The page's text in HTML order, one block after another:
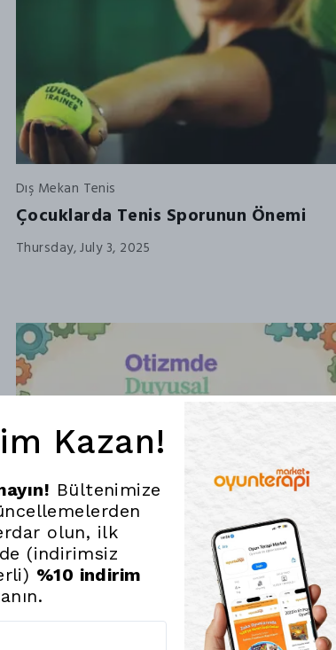
Dış Mekan Tenis
Çocuklarda Tenis Sporunun Önemi
Thursday, July 3, 2025
Kazan!
Bültenimize
olun, ilk
(indirimsiz
%10 indirim